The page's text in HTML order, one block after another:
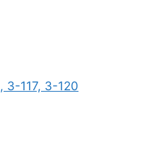
3-117, 3-120